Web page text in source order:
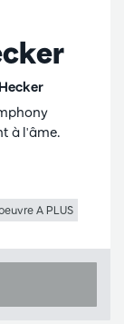
à l'âme.
A PLUS